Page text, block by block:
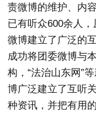
责微博的维护、内
已有听众600余人
微博建立了广泛的
成功将团委微博与
构，“法治山东网”
博广泛建立了互听
种资讯，并把有用